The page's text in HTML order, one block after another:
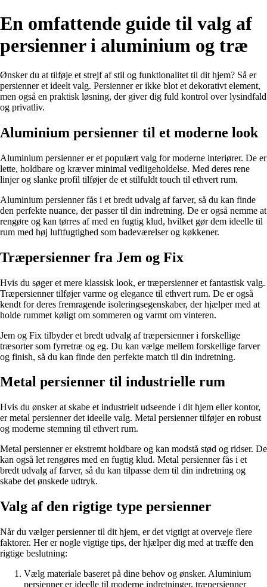
En omfattende guide til valg af
persienner i aluminium og træ
Ønsker du at tilføje et strejf af stil og funktionalitet til dit hjem? Så er
persienner et ideelt valg. Persienner er ikke blot et dekorativt element,
men også en praktisk løsning, der giver dig fuld kontrol over lysindfald
og privatliv.
Aluminium persienner til et moderne look
Aluminium persienner er et populært valg for moderne interiører. De er
lette, holdbare og kræver minimal vedligeholdelse. Med deres rene
linjer og slanke profil tilføjer de et stilfuldt touch til ethvert rum.
Aluminium persienner fås i et bredt udvalg af farver, så du kan finde
den perfekte nuance, der passer til din indretning. De er også nemme at
rengøre og kan tørres af med en fugtig klud, hvilket gør dem ideelle til
rum med høj luftfugtighed som badeværelser og køkkener.
Træpersienner fra Jem og Fix
Hvis du søger et mere klassisk look, er træpersienner et fantastisk valg.
Træpersienner tilføjer varme og elegance til ethvert rum. De er også
kendt for deres fremragende isoleringsegenskaber, der hjælper med at
holde rummet køligt om sommeren og varmt om vinteren.
Jem og Fix tilbyder et bredt udvalg af træpersienner i forskellige
træsorter som fyrretræ og eg. Du kan vælge mellem forskellige farver
og finish, så du kan finde den perfekte match til din indretning.
Metal persienner til industrielle rum
Hvis du ønsker at skabe et industrielt udseende i dit hjem eller kontor,
er metal persienner det ideelle valg. Metal persienner tilføjer en robust
og moderne stemning til ethvert rum.
Metal persienner er ekstremt holdbare og kan modstå stød og ridser. De
kan også let rengøres med en fugtig klud. Metal persienner fås i et
bredt udvalg af farver, så du kan tilpasse dem til din indretning og
skabe det ønskede udtryk.
Valg af den rigtige type persienner
Når du vælger persienner til dit hjem, er det vigtigt at overveje flere
faktorer. Her er nogle vigtige tips, der hjælper dig med at træffe den
rigtige beslutning:
Vælg materiale baseret på dine behov og ønsker. Aluminium
persienner er ideelle til moderne indretninger, træpersienner